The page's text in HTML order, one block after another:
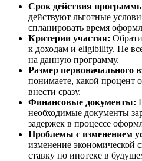
Срок действия
действуют льготные
спланировать время
Критерии участия:
к доходам и eligibility. Не
на данную программу.
Размер первоначального
понимаете, какой процент
внести сразу.
Финансовые документы:
необходимые документы
задержек в процессе
Проблемы с изменением
изменение экономической
ставку по ипотеке в